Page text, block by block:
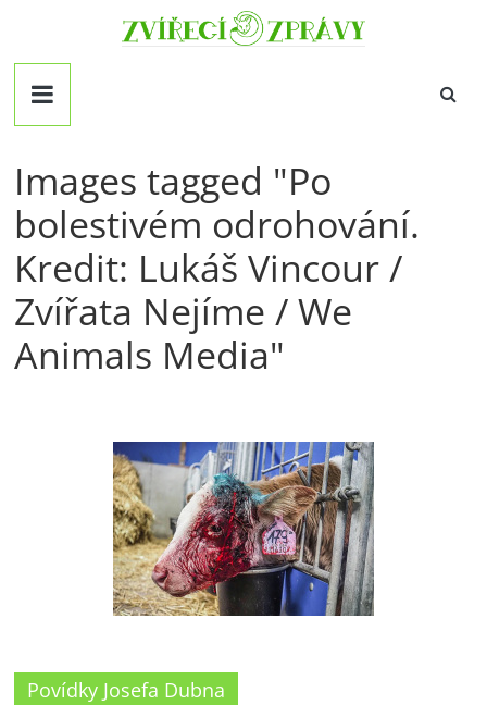
obsahZvirecizpravy.cz
pro
všechny
zvířat
Images tagged "Po
bolestivém odrohování.
Kredit: Lukáš Vincour /
Zvířata Nejíme / We
Animals Media"
Povídky Josefa Dubna